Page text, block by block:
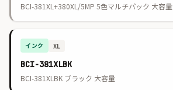
BCI-381XL+380XL/5MP 5色マルチパック 大容量
インク XL
BCI-381XLBK
BCI-381XLBK ブラック 大容量